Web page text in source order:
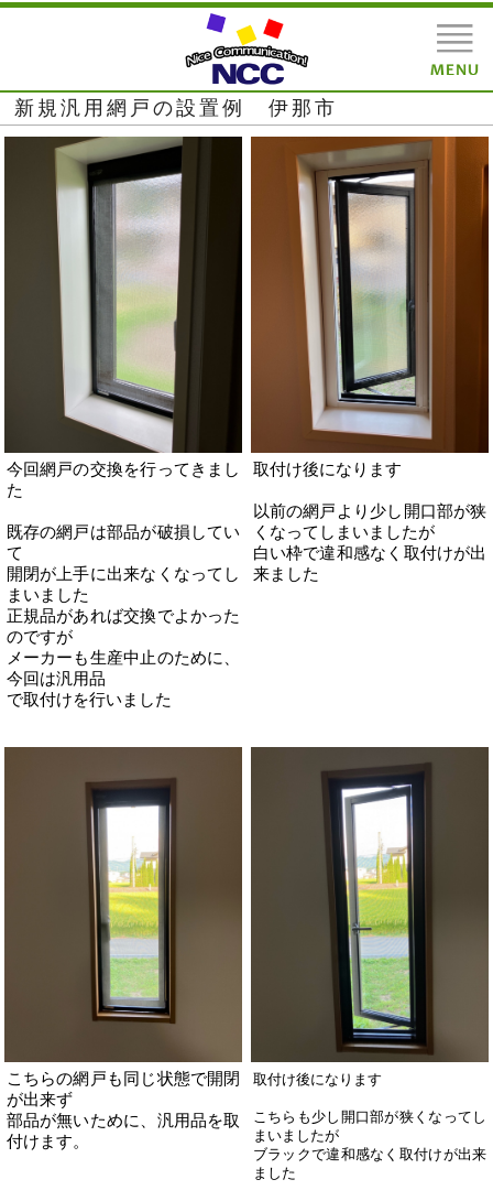
新規汎用網戸の設置例 伊那市
今回網戸の交換を行ってきまし
た
既存の網戸は部品が破損してい
て
開閉が上手に出来なくなってし
まいました
正規品があれば交換でよかった
のですが
メーカーも生産中止のために、
今回は汎用品
で取付けを行いました
取付け後になります
以前の網戸より少し開口部が狭
くなってしまいましたが
白い枠で違和感なく取付けが出
来ました
こちらの網戸も同じ状態で開閉
が出来ず
部品が無いために、汎用品を取
付けます。
取付け後になります
こちらも少し開口部が狭くなってし
まいましたが
ブラックで違和感なく取付けが出来
ました